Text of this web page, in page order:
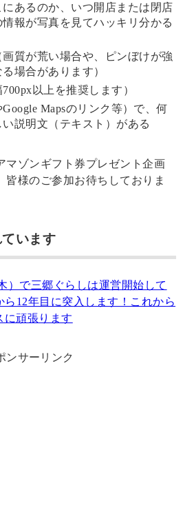
あるのか、いつ開店または閉店
報が写真を見てハッキリ分かる
質が荒い場合や、ピンぼけが強
場合があります）
以上を推奨します）
Mapsのリンク等）で、何
説明文（テキスト）がある
マゾンギフト券プレゼント企画
皆様のご参加お待ちしておりま
います
）で三郷ぐらしは運営開始して
ら12年目に突入します！これから
に頑張ります
ンサーリンク